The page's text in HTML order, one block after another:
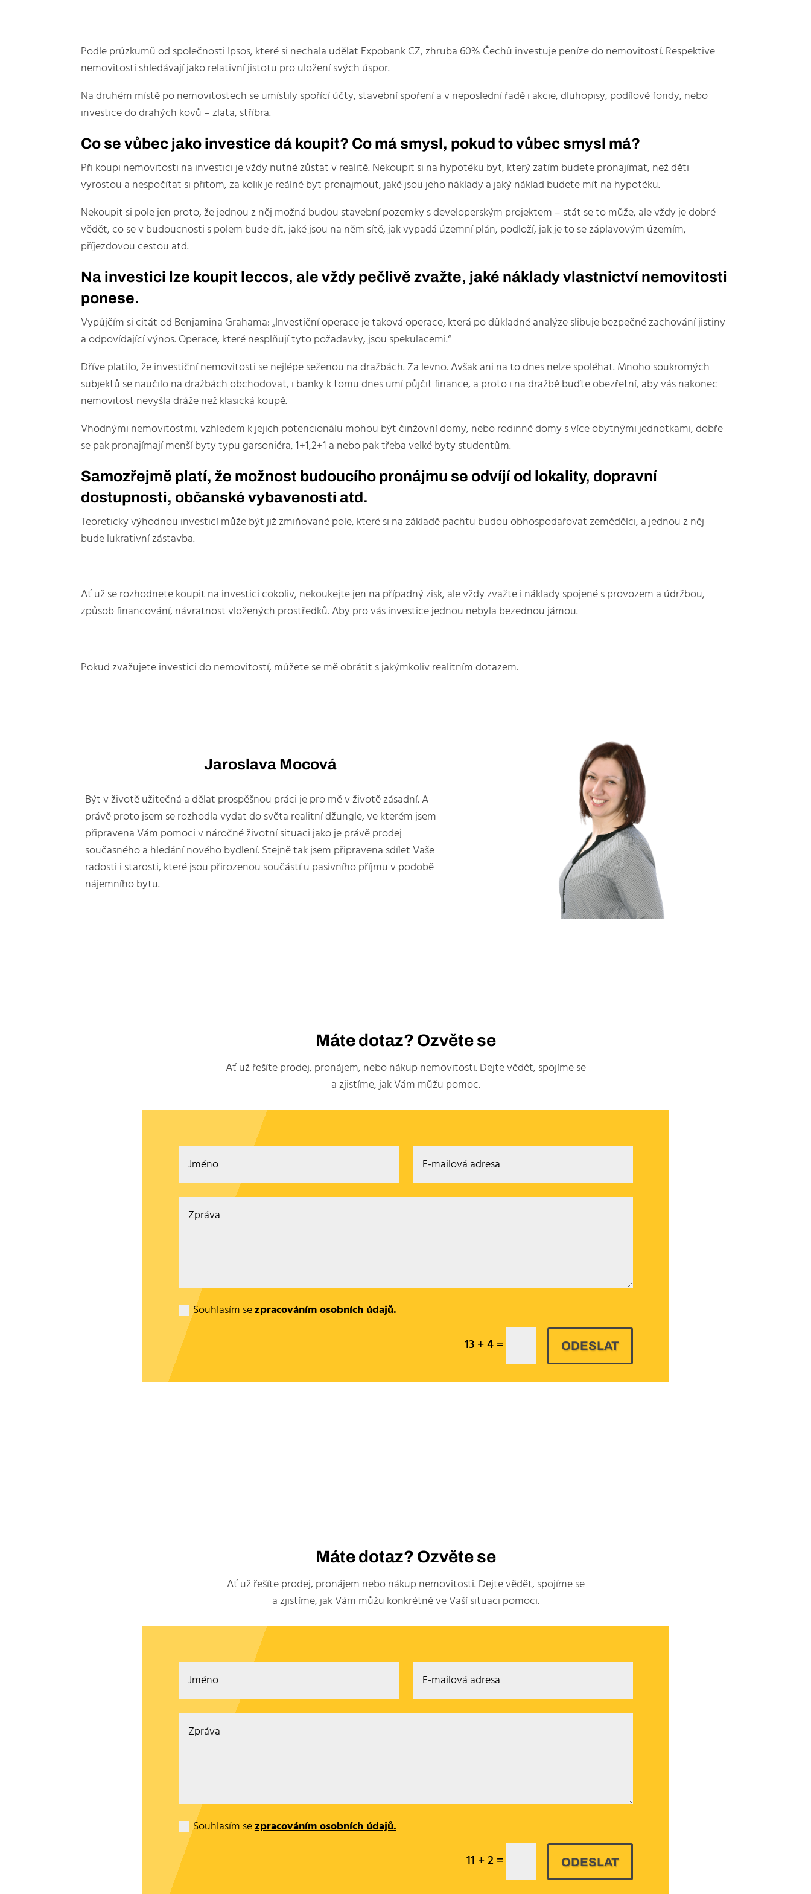
Podle průzkumů od společnosti Ipsos, které si nechala udělat Expobank CZ, zhruba 60% Čechů investuje peníze do nemovitostí. Respektive
nemovitosti shledávají jako relativní jistotu pro uložení svých úspor.
Na druhém místě po nemovitostech se umístily spořící účty, stavební spoření a v neposlední řadě i akcie, dluhopisy, podílové fondy, nebo
investice do drahých kovů – zlata, stříbra.
Co se vůbec jako investice dá koupit? Co má smysl, pokud to vůbec smysl má?
Při koupi nemovitosti na investici je vždy nutné zůstat v realitě. Nekoupit si na hypotéku byt, který zatím budete pronajímat, než děti
vyrostou a nespočítat si přitom, za kolik je reálné byt pronajmout, jaké jsou jeho náklady a jaký náklad budete mít na hypotéku.
Nekoupit si pole jen proto, že jednou z něj možná budou stavební pozemky s developerským projektem – stát se to může, ale vždy je dobré
vědět, co se v budoucnosti s polem bude dít, jaké jsou na něm sítě, jak vypadá územní plán, podloží, jak je to se záplavovým územím,
příjezdovou cestou atd.
Na investici lze koupit leccos, ale vždy pečlivě zvažte, jaké náklady vlastnictví nemovitosti
ponese.
Vypůjčím si citát od Benjamina Grahama: „Investiční operace je taková operace, která po důkladné analýze slibuje bezpečné zachování jistiny
a odpovídající výnos. Operace, které nesplňují tyto požadavky, jsou spekulacemi.“
Dříve platilo, že investiční nemovitosti se nejlépe seženou na dražbách. Za levno. Avšak ani na to dnes nelze spoléhat. Mnoho soukromých
subjektů se naučilo na dražbách obchodovat, i banky k tomu dnes umí půjčit finance, a proto i na dražbě buďte obezřetní, aby vás nakonec
nemovitost nevyšla dráže než klasická koupě.
Vhodnými nemovitostmi, vzhledem k jejich potencionálu mohou být činžovní domy, nebo rodinné domy s více obytnými jednotkami, dobře
se pak pronajímají menší byty typu garsoniéra, 1+1,2+1 a nebo pak třeba velké byty studentům.
Samozřejmě platí, že možnost budoucího pronájmu se odvíjí od lokality, dopravní
dostupnosti, občanské vybavenosti atd.
Teoreticky výhodnou investicí může být již zmiňované pole, které si na základě pachtu budou obhospodařovat zemědělci, a jednou z něj
bude lukrativní zástavba.
Ať už se rozhodnete koupit na investici cokoliv, nekoukejte jen na případný zisk, ale vždy zvažte i náklady spojené s provozem a údržbou,
způsob financování, návratnost vložených prostředků. Aby pro vás investice jednou nebyla bezednou jámou.
Pokud zvažujete investici do nemovitostí, můžete se mě obrátit s jakýmkoliv realitním dotazem.
Jaroslava Mocová
Být v životě užitečná a dělat prospěšnou práci je pro mě v životě zásadní. A
právě proto jsem se rozhodla vydat do světa realitní džungle, ve kterém jsem
připravena Vám pomoci v náročné životní situaci jako je právě prodej
současného a hledání nového bydlení. Stejně tak jsem připravena sdílet Vaše
radosti i starosti, které jsou přirozenou součástí u pasivního příjmu v podobě
nájemního bytu.
Máte dotaz? Ozvěte se
Ať už řešíte prodej, pronájem, nebo nákup nemovitosti. Dejte vědět, spojíme se
a zjistíme, jak Vám můžu pomoc.
Souhlasím sezpracováním osobních údajů.
13 + 4= ODESLAT
Máte dotaz? Ozvěte se
Ať už řešíte prodej, pronájem nebo nákup nemovitosti. Dejte vědět, spojíme se
a zjistíme, jak Vám můžu konkrétně ve Vaší situaci pomoci.
Souhlasím sezpracováním osobních údajů.
11 + 2= ODESLAT